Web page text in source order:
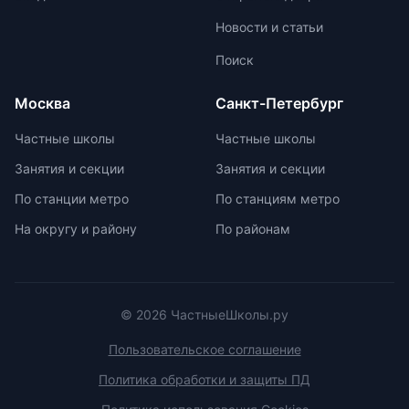
Новости и статьи
Поиск
Москва
Частные школы
Занятия и секции
По станции метро
На округу и району
Санкт-Петербург
Частные школы
Занятия и секции
По станциям метро
По районам
© 2026 ЧастныеШколы.ру
Пользовательское соглашение
Политика обработки и защиты ПД